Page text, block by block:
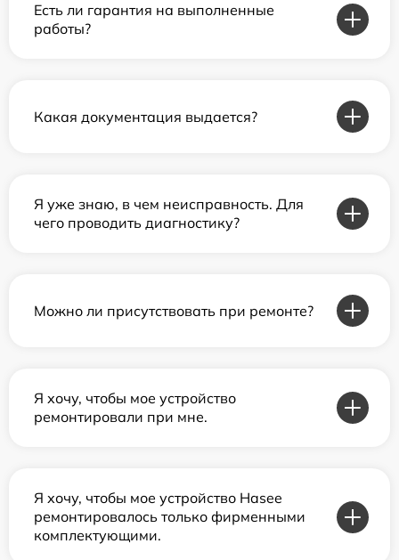
Есть ли гарантия на выполненные
работы?
Какая документация выдается?
Я уже знаю, в чем неисправность. Для
чего проводить диагностику?
Можно ли присутствовать при ремонте?
Я хочу, чтобы мое устройство
ремонтировали при мне.
Я хочу, чтобы мое устройство Hasee
ремонтировалось только фирменными
комплектующими.